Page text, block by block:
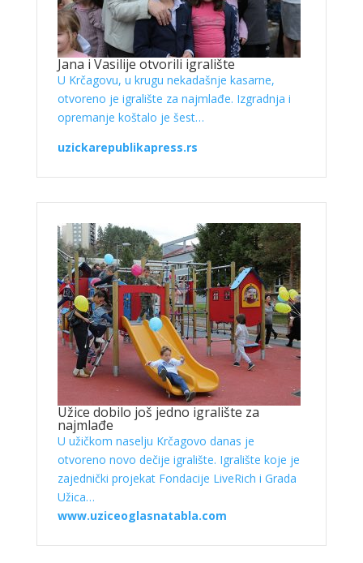
Jana i Vasilije otvorili igralište
U Krčagovu, u krugu nekadašnje kasarne,
otvoreno je igralište za najmlađe. Izgradnja i
opremanje koštalo je šest…
uzickarepublikapress.rs
Užice dobilo još jedno igralište za
najmlađe
U užičkom naselju Krčagovo danas je
otvoreno novo dečije igralište. Igralište koje je
zajednički projekat Fondacije LiveRich i Grada
Užica…
www.uziceoglasnatabla.com